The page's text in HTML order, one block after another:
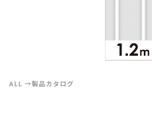
ALL 製品カタログ